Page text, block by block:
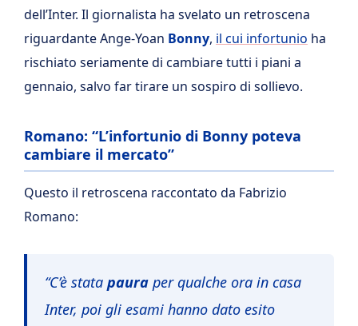
dell’Inter. Il giornalista ha svelato un retroscena
riguardante Ange-Yoan Bonny, il cui infortunio ha
rischiato seriamente di cambiare tutti i piani a
gennaio, salvo far tirare un sospiro di sollievo.
Romano: “L’infortunio di Bonny poteva
cambiare il mercato”
Questo il retroscena raccontato da Fabrizio
Romano:
“C’è stata paura per qualche ora in casa
Inter, poi gli esami hanno dato esito